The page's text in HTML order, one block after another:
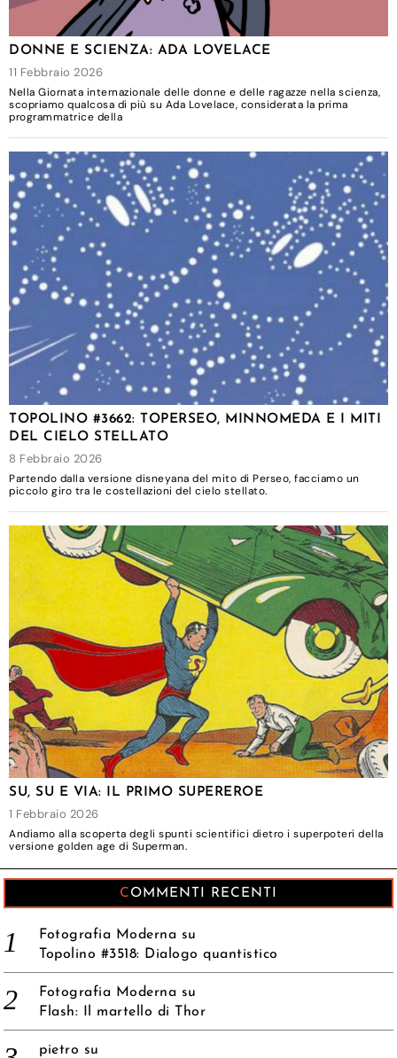
DONNE E SCIENZA: ADA LOVELACE
11 Febbraio 2026
Nella Giornata internazionale delle donne e delle ragazze nella scienza,
scopriamo qualcosa di più su Ada Lovelace, considerata la prima
programmatrice della
TOPOLINO #3662: TOPERSEO, MINNOMEDA E I MITI
DEL CIELO STELLATO
8 Febbraio 2026
Partendo dalla versione disneyana del mito di Perseo, facciamo un
piccolo giro tra le costellazioni del cielo stellato.
SU, SU E VIA: IL PRIMO SUPEREROE
1 Febbraio 2026
Andiamo alla scoperta degli spunti scientifici dietro i superpoteri della
versione golden age di Superman.
COMMENTI RECENTI
Fotografia Moderna su
Topolino #3518: Dialogo quantistico
Fotografia Moderna su
Flash: Il martello di Thor
pietro su